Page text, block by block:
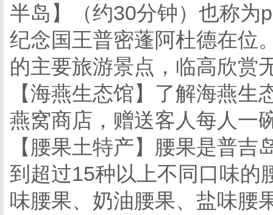
半岛】（约30分钟）也称为
纪念国王普密蓬阿杜德在位
的主要旅游景点，临高欣赏
【海燕生态馆】了解海燕
燕窝商店，赠送客人每人一
【腰果土特产】腰果是普
到超过15种以上不同口味的
味腰果、奶油腰果、盐味腰